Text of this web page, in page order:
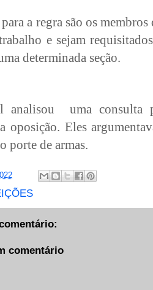
a regra são os
e sejam
determinada seção.
analisou uma consulta
oposição. Eles
porte de armas.
comentário